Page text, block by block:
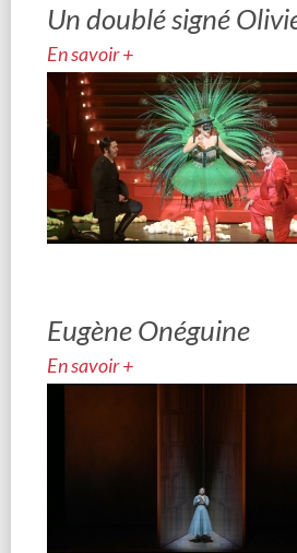
Un doublé signé
En savoir +
Eugène Onéguine
En savoir +